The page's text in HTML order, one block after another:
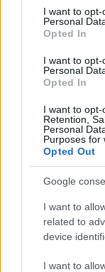
consent section.
I want to
Personal
Opted In
I want to
Personal
Opted In
I want to opt-
Retention,
Personal
Purposes for
Opted Out
Google
I want to
related to
device
I want to
Curso de
Rioja
La Universidad de